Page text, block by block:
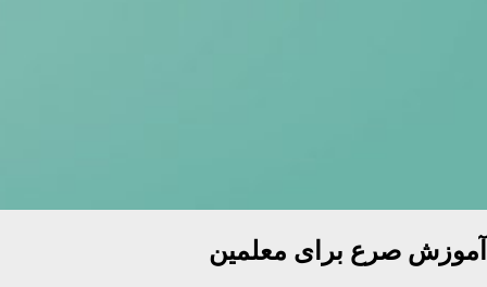
آموزش صرع برای معلمین